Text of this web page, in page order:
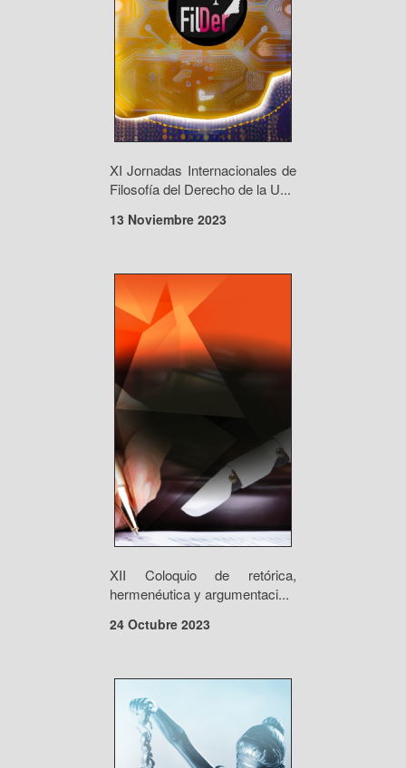
XI Jornadas Internacionales de
Filosofía del Derecho de la U...
13 Noviembre 2023
XII Coloquio de retórica,
hermenéutica y argumentaci...
24 Octubre 2023